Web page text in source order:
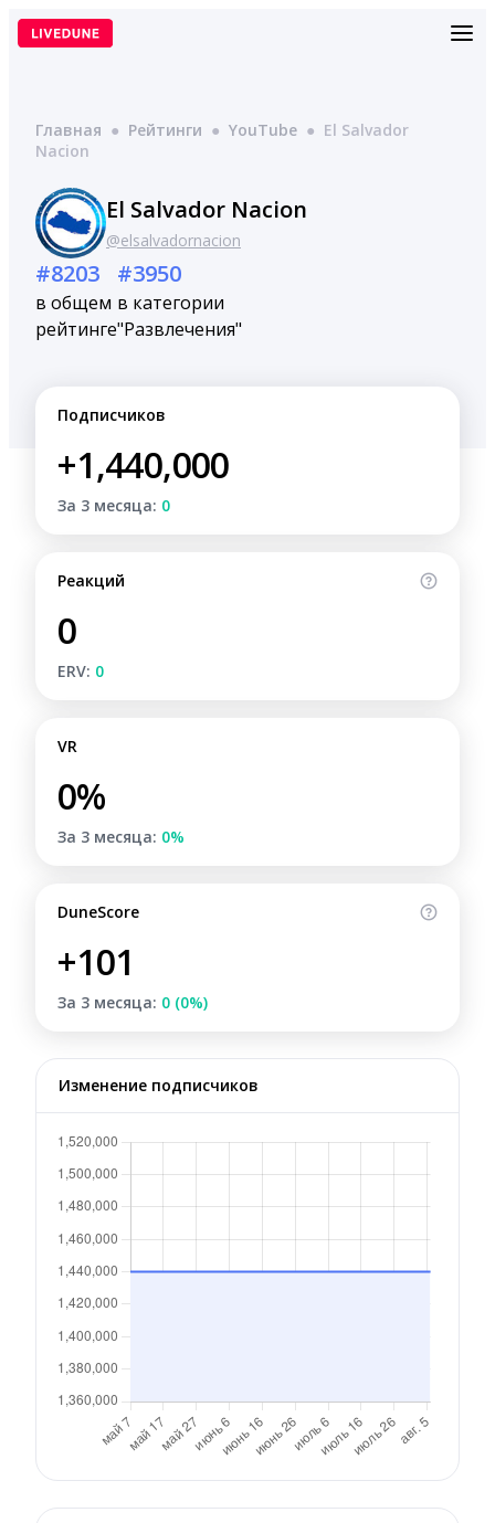
Перейти
Главная ● Рейтинги ● YouTube ● El Salvador
Nacion
El Salvador Nacion
@elsalvadornacion
#8203
в общем
рейтинге
#3950
в категории
"Развлечения"
Подписчиков
+1,440,000
За 3 месяца: 0
Реакций
0
ERV: 0
VR
0%
За 3 месяца: 0%
DuneScore
+101
За 3 месяца: 0 (0%)
Изменение подписчиков